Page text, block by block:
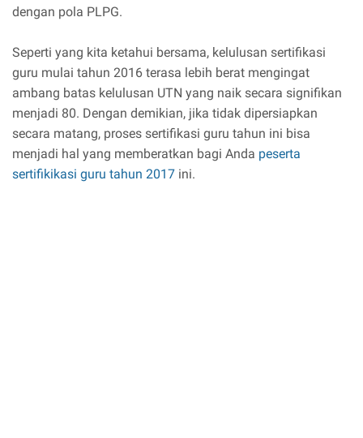
dengan pola PLPG.
Seperti yang kita ketahui bersama, kelulusan sertifikasi
guru mulai tahun 2016 terasa lebih berat mengingat
ambang batas kelulusan UTN yang naik secara signifikan
menjadi 80. Dengan demikian, jika tidak dipersiapkan
secara matang, proses sertifikasi guru tahun ini bisa
menjadi hal yang memberatkan bagi Anda peserta
sertifikikasi guru tahun 2017 ini.